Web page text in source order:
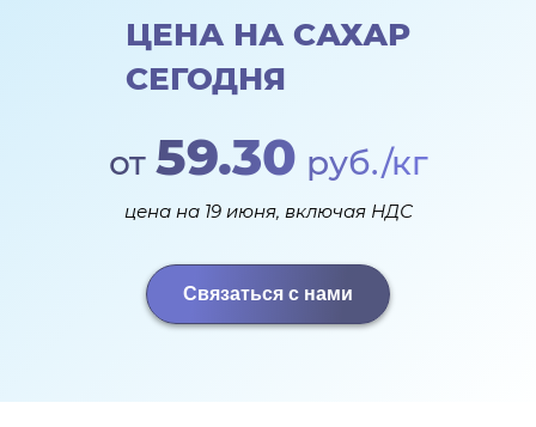
ЦЕНА НА САХАР
СЕГОДНЯ
от 59.30 руб./кг
цена на 19 июня, включая НДС
Связаться с нами